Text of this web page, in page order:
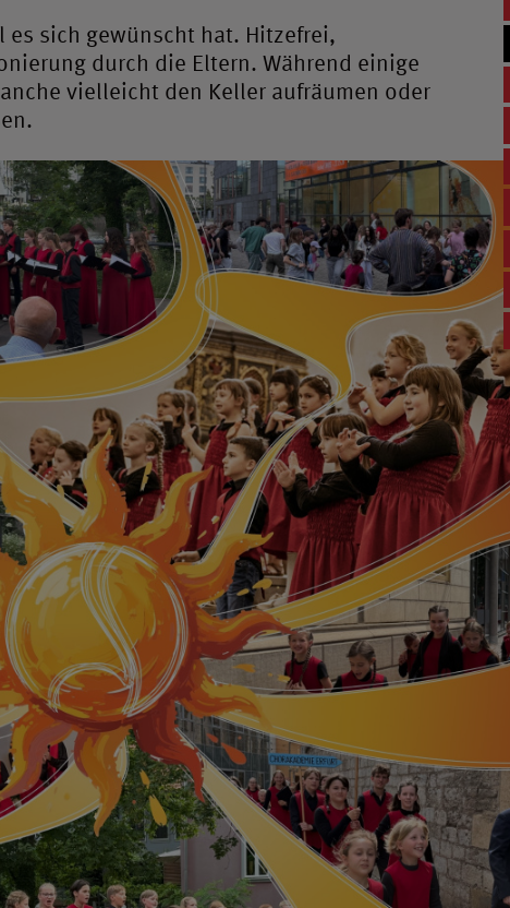
es sich gewünscht hat. Hitzefrei,
durch die Eltern. Während einige
vielleicht den Keller aufräumen oder